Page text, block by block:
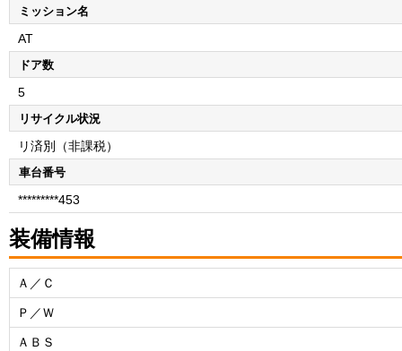
ミッション名
AT
ドア数
5
リサイクル状況
リ済別（非課税）
車台番号
*********453
装備情報
Ａ／Ｃ
Ｐ／Ｗ
ＡＢＳ